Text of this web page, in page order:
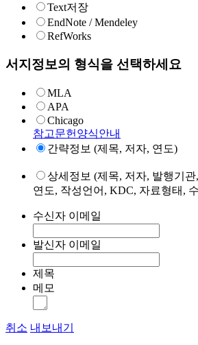
Text저장
EndNote / Mendeley
RefWorks
서지정보의 형식을 선택하세요
MLA
APA
Chicago
참고문헌양식안내
간략정보 (제목, 저자, 연도)
상세정보 (제목, 저자, 발행기
연도, 작성언어, KDC, 자료형태,
수신자 이메일
발신자 이메일
제목
메모
취소 내보내기